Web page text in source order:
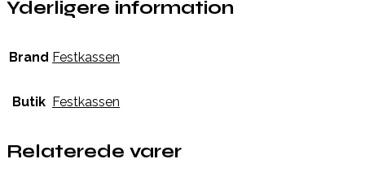
Yderligere information
Brand Festkassen
Butik Festkassen
Relaterede varer